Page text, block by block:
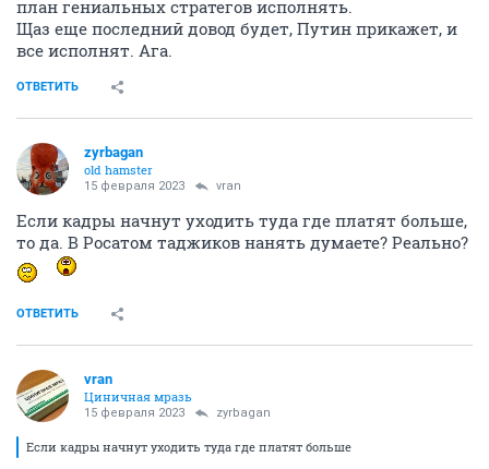
план гениальных стратегов исполнять.
Щаз еще последний довод будет, Путин прикажет, и
все исполнят. Ага.
ОТВЕТИТЬ
zyrbagan
old hamster
15 февраля 2023 vran
Если кадры начнут уходить туда где платят больше,
то да. В Росатом таджиков нанять думаете? Реально?
ОТВЕТИТЬ
vran
Циничная мразь
15 февраля 2023 zyrbagan
Если кадры начнут уходить туда где платят больше